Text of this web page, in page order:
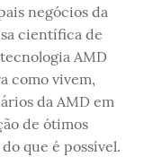
negócios da
científica de
AMD
como vivem,
da AMD em
de ótimos
que é possível.